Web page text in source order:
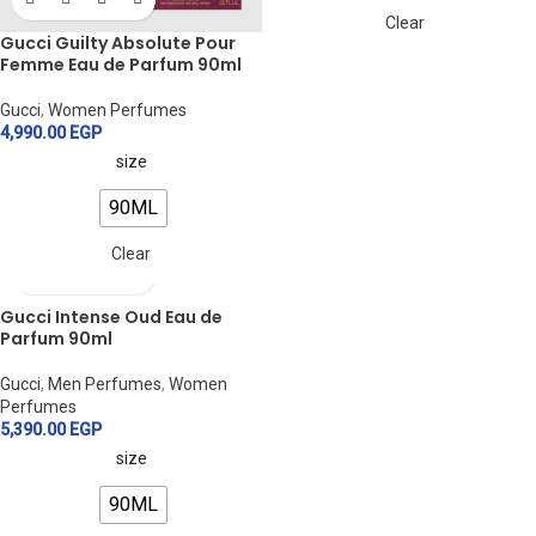
Gucci Guilty Absolute Pour
Femme Eau de Parfum 90ml
Gucci, Women Perfumes
4,990.00 EGP
size
90ML
Clear
Clear
Gucci Intense Oud Eau de
Parfum 90ml
Gucci, Men Perfumes, Women
Perfumes
5,390.00 EGP
size
90ML